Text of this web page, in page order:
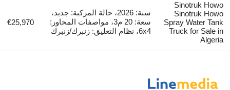
Sinotruk Howo
Sinotruk Howo
Spray Water Tank
Truck for Sale in
Algeria
سنة: 2026، حالة المركبة: جديد،
سعة: 20 م3، مواصفات المحاور:
6x4، نظام التعليق: زنبرك/زنبرك
€25,970